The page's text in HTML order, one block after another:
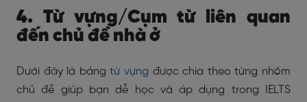
4. Từ vựng/Cụm từ liên quan
đến chủ đề nhà ở
Dưới đây là bảngtừ vựng được chia theo từng nhóm
chủ đề giúp bạn dễ học và áp dụng trong IELTS